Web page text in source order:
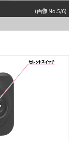
(画像 No.5/6)